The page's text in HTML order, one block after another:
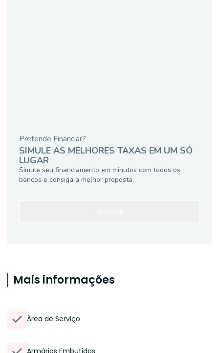
Pretende Financiar?
SIMULE AS MELHORES TAXAS EM UM SÓ
LUGAR
Simule seu financiamento em minutos com todos os
bancos e consiga a melhor proposta.
Mais informações
Área de Serviço
Armários Embutidos